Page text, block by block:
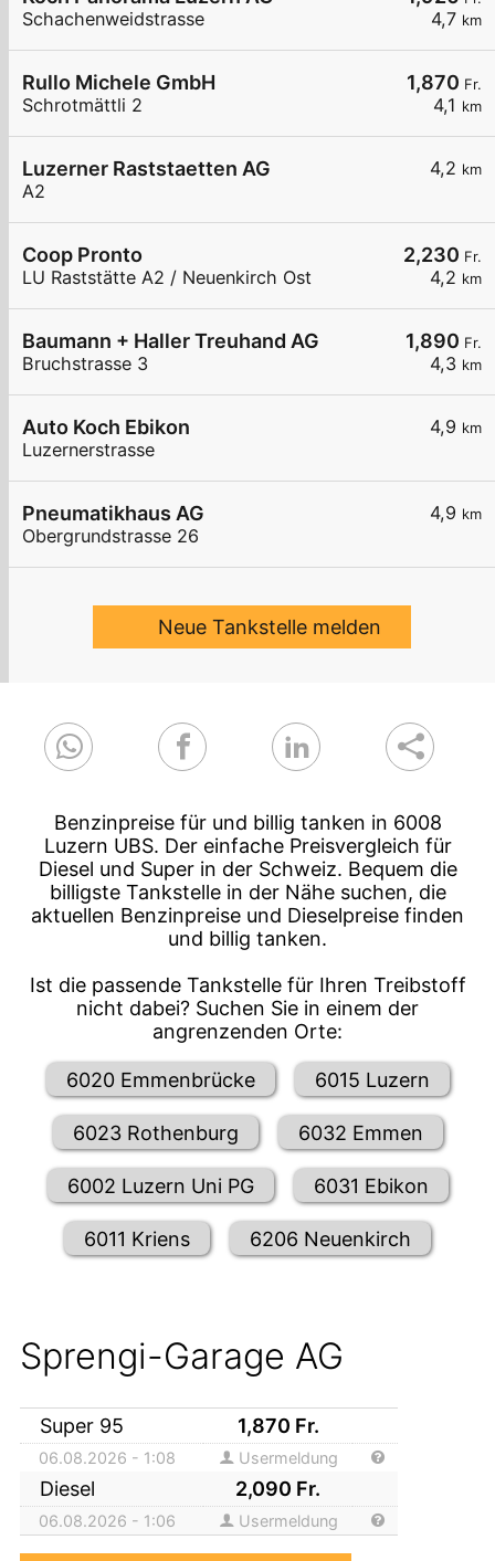
4,7 km
Schachenweidstrasse
1,870 Fr.
4,1 km
Rullo Michele GmbH
Schrotmättli 2
4,2 km
Luzerner Raststaetten AG
A2
2,230 Fr.
4,2 km
Coop Pronto
LU Raststätte A2 / Neuenkirch Ost
1,890 Fr.
4,3 km
Baumann + Haller Treuhand AG
Bruchstrasse 3
4,9 km
Auto Koch Ebikon
Luzernerstrasse
4,9 km
Pneumatikhaus AG
Obergrundstrasse 26
Neue Tankstelle melden
Benzinpreise für und billig tanken in 6008
Luzern UBS. Der einfache Preisvergleich für
Diesel und Super in der Schweiz. Bequem die
billigste Tankstelle in der Nähe suchen, die
aktuellen Benzinpreise und Dieselpreise finden
und billig tanken.
Ist die passende Tankstelle für Ihren Treibstoff
nicht dabei? Suchen Sie in einem der
angrenzenden Orte:
6020 Emmenbrücke 6015 Luzern
6023 Rothenburg 6032 Emmen
6002 Luzern Uni PG 6031 Ebikon
6011 Kriens 6206 Neuenkirch
Sprengi-Garage AG
Super 95 1,870 Fr.
06.08.2026 - 1:08 Usermeldung
Diesel 2,090 Fr.
06.08.2026 - 1:06 Usermeldung